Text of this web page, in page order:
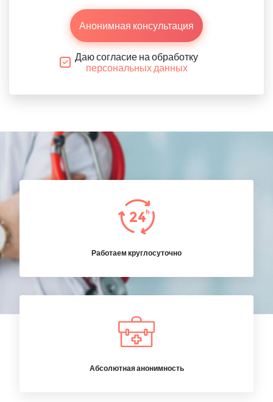
Анонимная консультация
Даю согласие на обработку
персональных данных
Работаем круглосуточно
Абсолютная анонимность